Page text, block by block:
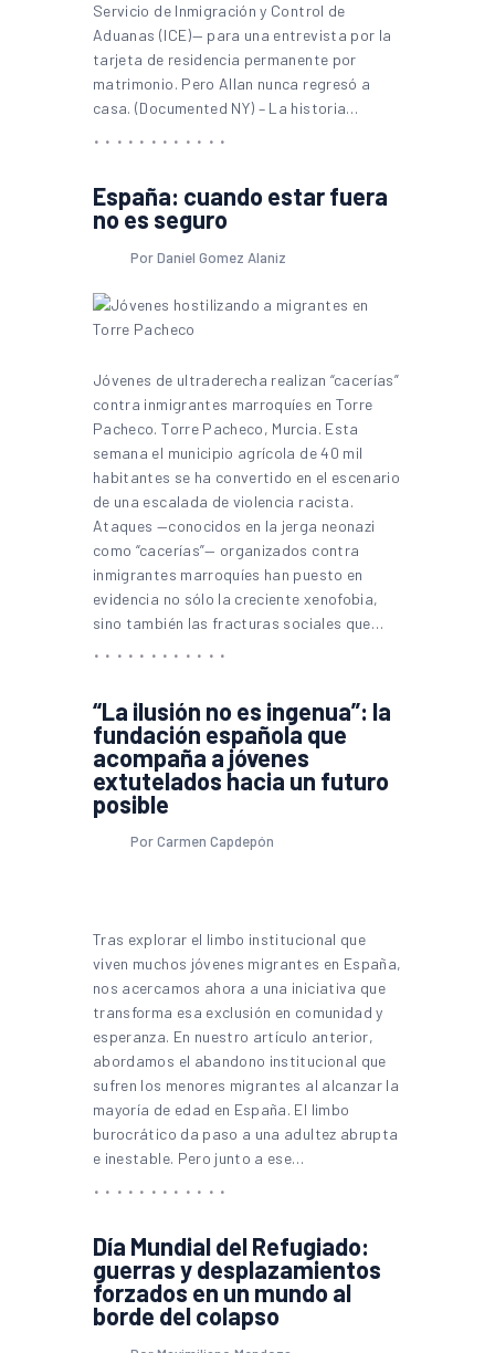
Servicio de Inmigración y Control de
Aduanas (ICE)— para una entrevista por la
tarjeta de residencia permanente por
matrimonio. Pero Allan nunca regresó a
casa. (Documented NY) – La historia…
España: cuando estar fuera
no es seguro
Por Daniel Gomez Alaniz
Jóvenes de ultraderecha realizan “cacerías”
contra inmigrantes marroquíes en Torre
Pacheco. Torre Pacheco, Murcia. Esta
semana el municipio agrícola de 40 mil
habitantes se ha convertido en el escenario
de una escalada de violencia racista.
Ataques —conocidos en la jerga neonazi
como “cacerías”— organizados contra
inmigrantes marroquíes han puesto en
evidencia no sólo la creciente xenofobia,
sino también las fracturas sociales que…
“La ilusión no es ingenua”: la
fundación española que
acompaña a jóvenes
extutelados hacia un futuro
posible
Por Carmen Capdepón
Tras explorar el limbo institucional que
viven muchos jóvenes migrantes en España,
nos acercamos ahora a una iniciativa que
transforma esa exclusión en comunidad y
esperanza. En nuestro artículo anterior,
abordamos el abandono institucional que
sufren los menores migrantes al alcanzar la
mayoría de edad en España. El limbo
burocrático da paso a una adultez abrupta
e inestable. Pero junto a ese…
Día Mundial del Refugiado:
guerras y desplazamientos
forzados en un mundo al
borde del colapso